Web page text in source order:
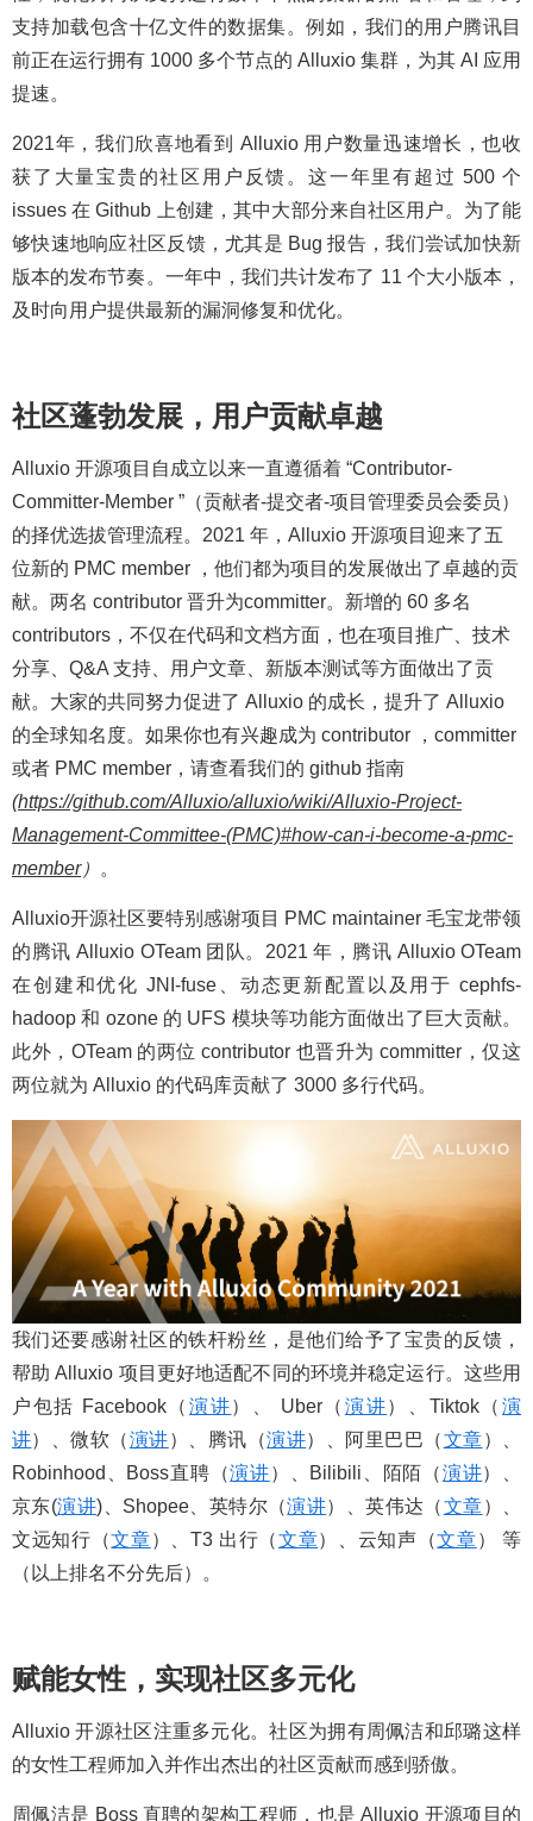
支持加载包含十亿文件的数据集。例如，我们的用户腾讯目
前正在运行拥有 1000 多个节点的 Alluxio 集群，为其 AI 应用
提速。
2021年，我们欣喜地看到 Alluxio 用户数量迅速增长，也收
获了大量宝贵的社区用户反馈。这一年里有超过 500 个
issues 在 Github 上创建，其中大部分来自社区用户。为了能
够快速地响应社区反馈，尤其是 Bug 报告，我们尝试加快新
版本的发布节奏。一年中，我们共计发布了 11 个大小版本，
及时向用户提供最新的漏洞修复和优化。
社区蓬勃发展，用户贡献卓越
Alluxio 开源项目自成立以来一直遵循着 “Contributor-
Committer-Member ”（贡献者-提交者-项目管理委员会委员）
的择优选拔管理流程。2021 年，Alluxio 开源项目迎来了五
位新的 PMC member ，他们都为项目的发展做出了卓越的贡
献。两名 contributor 晋升为committer。新增的 60 多名
contributors，不仅在代码和文档方面，也在项目推广、技术
分享、Q&A 支持、用户文章、新版本测试等方面做出了贡
献。大家的共同努力促进了 Alluxio 的成长，提升了 Alluxio
的全球知名度。如果你也有兴趣成为 contributor ，committer
或者 PMC member，请查看我们的 github 指南
(https://github.com/Alluxio/alluxio/wiki/Alluxio-Project-
Management-Committee-(PMC)#how-can-i-become-a-pmc-
member） 。
Alluxio开源社区要特别感谢项目 PMC maintainer 毛宝龙带领
的腾讯 Alluxio OTeam 团队。2021 年，腾讯 Alluxio OTeam
在创建和优化 JNI-fuse、动态更新配置以及用于 cephfs-
hadoop 和 ozone 的 UFS 模块等功能方面做出了巨大贡献。
此外，OTeam 的两位 contributor 也晋升为 committer，仅这
两位就为 Alluxio 的代码库贡献了 3000 多行代码。
我们还要感谢社区的铁杆粉丝，是他们给予了宝贵的反馈，
帮助 Alluxio 项目更好地适配不同的环境并稳定运行。这些用
户包括 Facebook（演讲）、 Uber（ 演讲）、Tiktok（演
讲）、微软（演讲）、腾讯（演讲）、阿里巴巴（文章）、
Robinhood、Boss直聘（演讲）、Bilibili、陌陌（演讲）、
京东(演讲)、Shopee、英特尔（演讲）、英伟达（文章）、
文远知行（文章）、T3 出行（文章）、云知声（文章） 等
（以上排名不分先后）。
赋能女性，实现社区多元化
Alluxio 开源社区注重多元化。社区为拥有周佩洁和邱璐这样
的女性工程师加入并作出杰出的社区贡献而感到骄傲。
周佩洁是 Boss 直聘的架构工程师，也是 Alluxio 开源项目的